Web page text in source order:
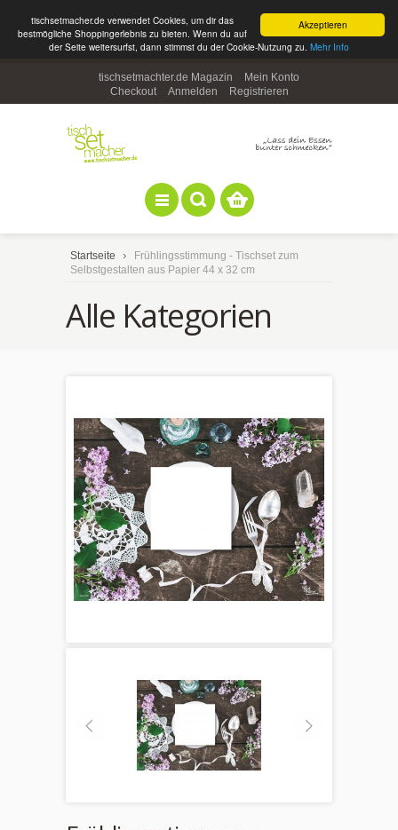
Akzeptieren
tischsetmacher.de verwendet Cookies, um dir das
bestmögliche Shoppingerlebnis zu bieten. Wenn du auf
der Seite weitersurfst, dann stimmst du der Cookie-Nutzung zu. Mehr Info
tischsetmachter.de Magazin
Mein Konto
Checkout
Anmelden Registrieren
Startseite
Frühlingsstimmung - Tischset zum
Selbstgestalten aus Papier 44 x 32 cm
Alle Kategorien